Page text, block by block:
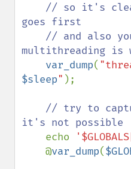
goes first
multithreading is
var_dump(
$sleep" );
// try to
it's not possible
echo
    @
var_dump(